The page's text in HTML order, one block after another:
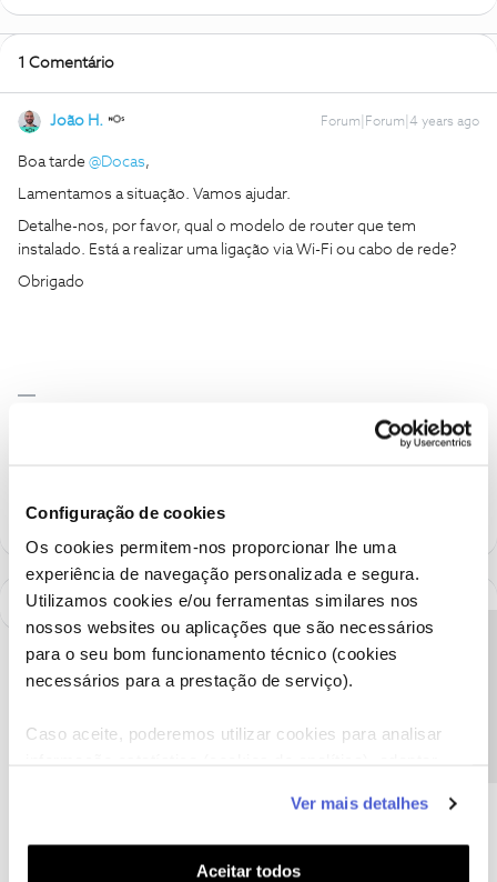
Configuração de cookies
Os cookies permitem-nos proporcionar lhe uma
experiência de navegação personalizada e segura.
Utilizamos cookies e/ou ferramentas similares nos
nossos websites ou aplicações que são necessários
para o seu bom funcionamento técnico (cookies
necessários para a prestação de serviço).
Caso aceite, poderemos utilizar cookies para analisar
funcionalidades (cookies de personalização e
funcionalidade) e adaptar anúncios aos seus interesses
(cookies de publicidade personalizada). Pode gerir a
Ver mais detalhes
Aceitar todos
1 Comentário
João H. Forum|Forum|4 years ago
Boa tarde @Docas,
Lamentamos a situação. Vamos ajudar.
Detalhe-nos, por favor, qual o modelo de router que tem
instalado. Está a realizar uma ligação via Wi-Fi ou cabo de rede?
Obrigado
como "Melhor Resposta" e faça "Like" nos melhores comentários.